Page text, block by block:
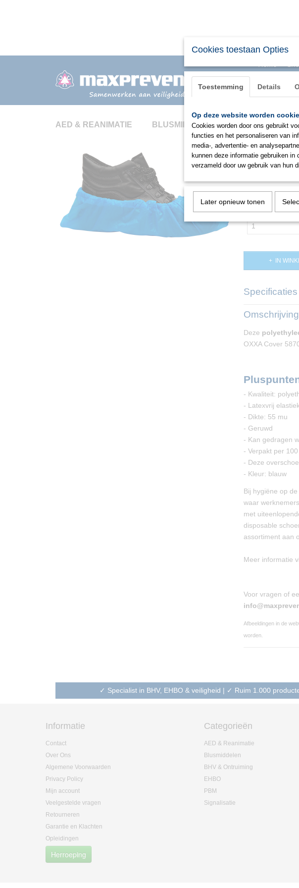
AED & REANIMATIE BLUSMIDDELEN BHV &
OXXA
€ 8,35
✓Op voorraad
IN
Specificaties
Productcode
Omschrijving
Deze
OXXA Cover
- Kwaliteit:
- Latexvrij
- Dikte: 55 mu
- Geruwd
- Kan gedragen
- Verpakt per
- Deze
- Kleur: blauw
Bij hygiëne op
waar
met
disposable
assortiment aan
Meer informatie
Voor vragen of
Afbeeldingen in de
worden.
✓ Specialist in BHV, EHBO & veiligheid | ✓ Ruim 1.000
Informatie
Contact
Over Ons
Algemene Voorwaarden
Privacy Policy
Mijn account
Veelgestelde vragen
Retourneren
Garantie en Klachten
Opleidingen
Herroeping
Categorieën
AED & Reanimatie
Blusmiddelen
BHV & Ontruiming
EHBO
PBM
Signalisatie
Cookies toestaan Opties
Toestemming Details
Op deze website worden
Cookies worden door ons gebruikt
functies en het personaliseren van
media-, advertentie- en
kunnen deze informatie gebruiken
verzameld door uw gebruik van hun
Later opnieuw tonen